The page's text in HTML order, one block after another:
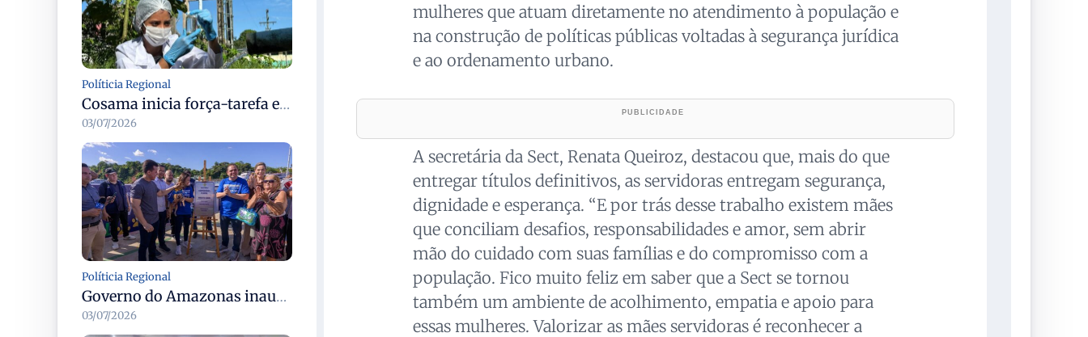
Políticia Regional
Cosama inicia força-tarefa em Anamã para fortalecer abastecimento de água e segurança hídrica da população
03/07/2026
Políticia Regional
Governo do Amazonas inaugura primeiro Castramóvel Fluvial para atendimento veterinário às comunidades ribeirinhas e castração gratuita
03/07/2026
mulheres que atuam diretamente no atendimento à população e
na construção de políticas públicas voltadas à segurança jurídica
e ao ordenamento urbano.
A secretária da Sect, Renata Queiroz, destacou que, mais do que
entregar títulos definitivos, as servidoras entregam segurança,
dignidade e esperança. “E por trás desse trabalho existem mães
que conciliam desafios, responsabilidades e amor, sem abrir
mão do cuidado com suas famílias e do compromisso com a
população. Fico muito feliz em saber que a Sect se tornou
também um ambiente de acolhimento, empatia e apoio para
essas mulheres. Valorizar as mães servidoras é reconhecer a